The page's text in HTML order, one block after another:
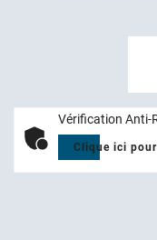
Vérification Anti-
Clique ici